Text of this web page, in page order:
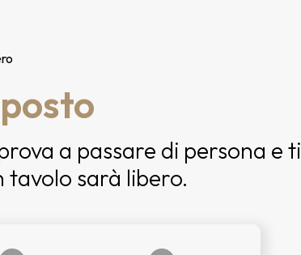
a passare di persona e ti
sarà libero.